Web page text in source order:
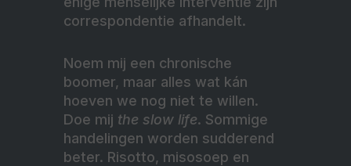
correspondentie afhandelt.
Noem mij een chronische
boomer, maar alles wat kán
hoeven we nog niet te willen.
Doe mij the slow life. Sommige
handelingen worden sudderend
beter. Risotto, misosoep en